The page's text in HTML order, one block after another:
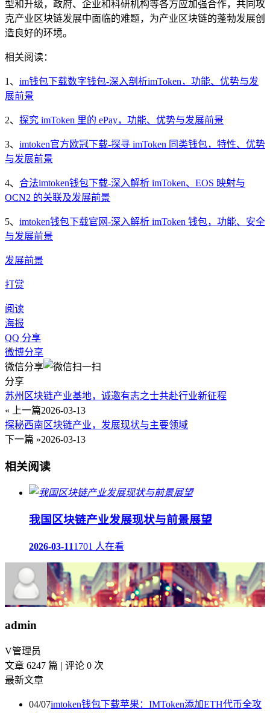
型和升级，政府、企业和科研机构等各方应加强合作，共同攻
克产业区块链发展中面临的难题，为产业区块链的蓬勃发展创
造良好的环境。
相关阅读：
1、 im钱包下载数字钱包-深入剖析imToken，功能、优势与发
展前景
2、 探究 imToken 里的 ePay，功能、优势与发展前景
3、 imtoken官方欧冠下载-探寻 imToken 同类钱包，特性、优势
与发展前景
4、 合法imtoken钱包下载-深入解析 imToken、EOS 映射与
OCN2 的关联及发展前景
5、 imtoken钱包下载官网-深入解析 imToken 钱包，功能、安全
与发展前景
发展前景
打赏
阅读
海报
QQ 分享
微博分享
微信分享
分享
苏州区块链产业基地，诚邀有志之士共赴行业新征程
« 上一篇2026-03-13
探秘西南区块链产业，发展现状与主要领域
下一篇 »2026-03-13
相关阅读
我国区块链产业发展现状与前景展望
2026-03-111701 人在看
admin
V管理员
文章 6247 篇 | 评论 0 次
最新文章
04/07imtoken钱包下载苹果：IMToken添加ETH代币全攻